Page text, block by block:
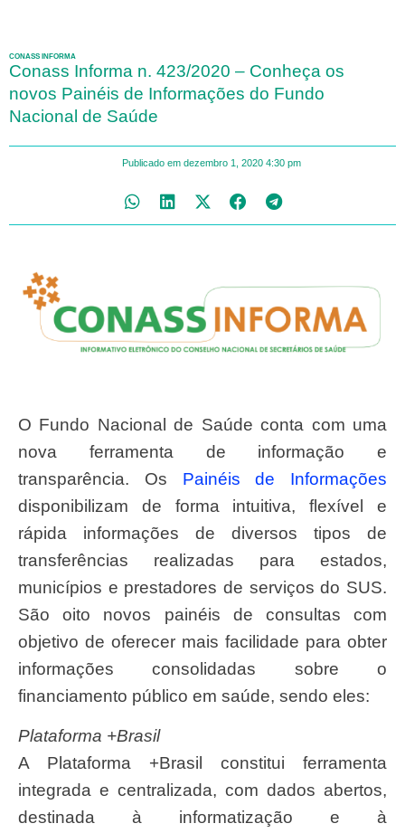
CONASS INFORMA
Conass Informa n. 423/2020 – Conheça os
novos Painéis de Informações do Fundo
Nacional de Saúde
Publicado em dezembro 1, 2020 4:30 pm
O Fundo Nacional de Saúde conta com uma
nova ferramenta de informação e
transparência. Os Painéis de Informações
disponibilizam de forma intuitiva, flexível e
rápida informações de diversos tipos de
transferências realizadas para estados,
municípios e prestadores de serviços do SUS.
São oito novos painéis de consultas com
objetivo de oferecer mais facilidade para obter
informações consolidadas sobre o
financiamento público em saúde, sendo eles:
Plataforma +Brasil
A Plataforma +Brasil constitui ferramenta
integrada e centralizada, com dados abertos,
destinada à informatização e à